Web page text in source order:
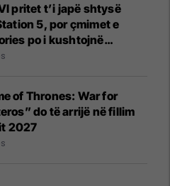
pritet t’i japë shtysë
5, por çmimet e
po i kushtojnë
Sonyt
of Thrones: War for
do të arrijë në fillim
2027